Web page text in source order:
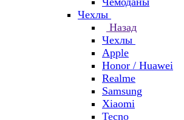
Чехлы
Назад
Чехлы
Apple
Honor / Huawei
Realme
Samsung
Xiaomi
Tecno